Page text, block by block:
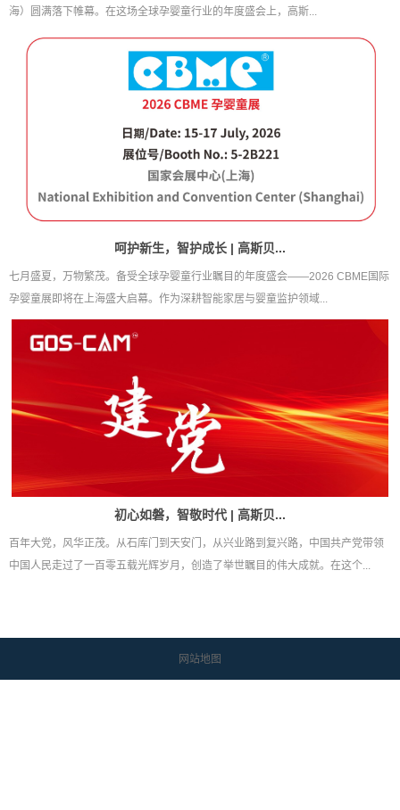
海）圆满落下帷幕。在这场全球孕婴童行业的年度盛会上，高斯...
呵护新生，智护成长 | 高斯贝...
七月盛夏，万物繁茂。备受全球孕婴童行业瞩目的年度盛会——2026 CBME国际
孕婴童展即将在上海盛大启幕。作为深耕智能家居与婴童监护领域...
初心如磐，智敬时代 | 高斯贝...
百年大党，风华正茂。从石库门到天安门，从兴业路到复兴路，中国共产党带领
中国人民走过了一百零五载光辉岁月，创造了举世瞩目的伟大成就。在这个...
网站地图